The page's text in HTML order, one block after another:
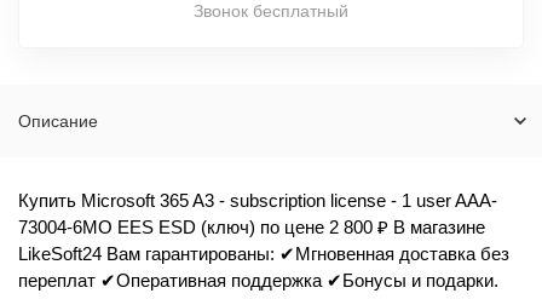
Звонок бесплатный
Описание
Купить Microsoft 365 A3 - subscription license - 1 user AAA-
73004-6MO EES ESD (ключ) по цене 2 800 ₽ В магазине
LikeSoft24 Вам гарантированы: ✔Мгновенная доставка без
переплат ✔Оперативная поддержка ✔Бонусы и подарки.